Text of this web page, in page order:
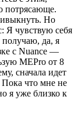
потрясающе.
Но
Я чувствую себя
да, я
с Nuance —
MEPro от 8
сначала идет
Пока что мне не
я уже близко к